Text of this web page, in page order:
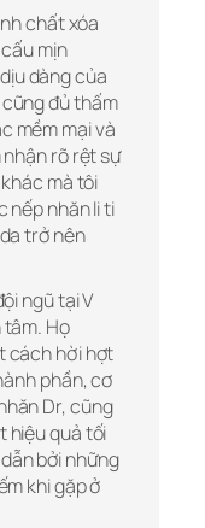
chất xóa
mịn
dàng của
đủ thấm
mềm mại và
rõ rệt sự
mà tôi
nếp nhăn li ti
trở nên
ngũ tại V
Họ
cách hời hợt
phần, cơ
Dr, cũng
hiệu quả tối
bởi những
khi gặp ở